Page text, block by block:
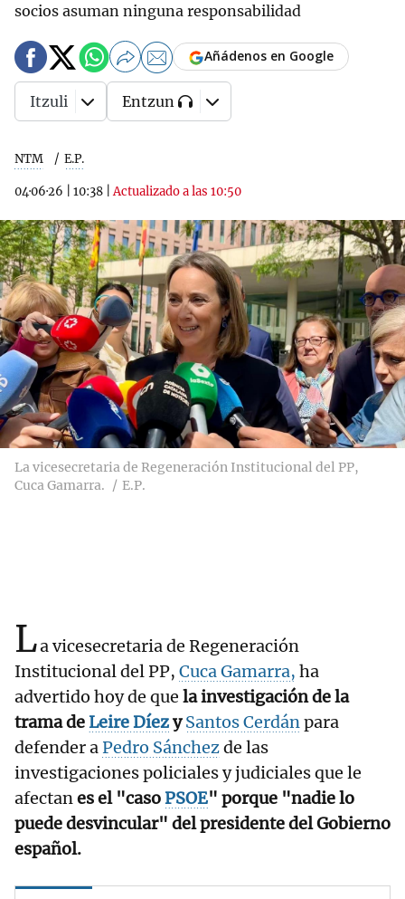
socios asuman ninguna responsabilidad
NTM E.P.
04·06·26 10:38 |Actualizado a las 10:50
Añádenos en Google
Itzuli Entzun
La vicesecretaria de Regeneración Institucional del PP,
Cuca Gamarra.
E.P.
La vicesecretaria de Regeneración
Institucional del PP, Cuca Gamarra, ha
advertido hoy de que la investigación de la
trama deLeire DíezySantos Cerdánpara
defender aPedro Sánchezde las
investigaciones policiales y judiciales que le
afectanes el "casoPSOE" porque "nadie lo
puede desvincular" del presidente del Gobierno
español.